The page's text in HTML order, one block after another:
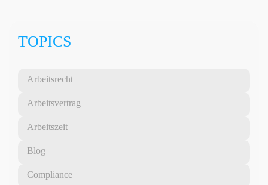
TOPICS
Arbeitsrecht
Arbeitsvertrag
Arbeitszeit
Blog
Compliance